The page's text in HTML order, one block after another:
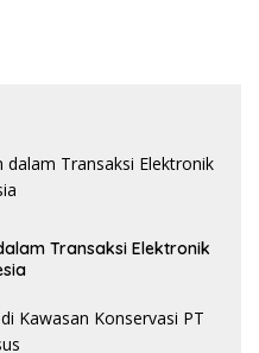
Transaksi Elektronik